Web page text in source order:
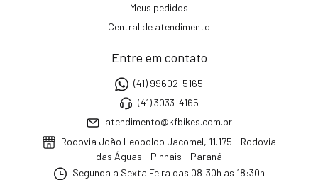
Meus pedidos
Central de atendimento
Entre em contato
(41) 99602-5165
(41) 3033-4165
atendimento@kfbikes.com.br
Rodovia João Leopoldo Jacomel, 11.175 - Rodovia
das Águas - Pinhais - Paraná
Segunda a Sexta Feira das 08:30h as 18:30h